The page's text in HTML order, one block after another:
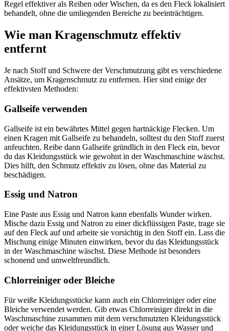
Regel effektiver als Reiben oder Wischen, da es den Fleck lokalisiert
behandelt, ohne die umliegenden Bereiche zu beeinträchtigen.
Wie man Kragenschmutz effektiv
entfernt
Je nach Stoff und Schwere der Verschmutzung gibt es verschiedene
Ansätze, um Kragenschmutz zu entfernen. Hier sind einige der
effektivsten Methoden:
Gallseife verwenden
Gallseife ist ein bewährtes Mittel gegen hartnäckige Flecken. Um
einen Kragen mit Gallseife zu behandeln, solltest du den Stoff zuerst
anfeuchten. Reibe dann Gallseife gründlich in den Fleck ein, bevor
du das Kleidungsstück wie gewohnt in der Waschmaschine wäschst.
Dies hilft, den Schmutz effektiv zu lösen, ohne das Material zu
beschädigen.
Essig und Natron
Eine Paste aus Essig und Natron kann ebenfalls Wunder wirken.
Mische dazu Essig und Natron zu einer dickflüssigen Paste, trage sie
auf den Fleck auf und arbeite sie vorsichtig in den Stoff ein. Lass die
Mischung einige Minuten einwirken, bevor du das Kleidungsstück
in der Waschmaschine wäschst. Diese Methode ist besonders
schonend und umweltfreundlich.
Chlorreiniger oder Bleiche
Für weiße Kleidungsstücke kann auch ein Chlorreiniger oder eine
Bleiche verwendet werden. Gib etwas Chlorreiniger direkt in die
Waschmaschine zusammen mit dem verschmutzten Kleidungsstück
oder weiche das Kleidungsstück in einer Lösung aus Wasser und